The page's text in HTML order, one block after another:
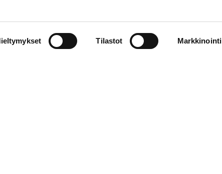
Tilastot Markkinointi
600
SOSIAALINEN MEDIA
facebook